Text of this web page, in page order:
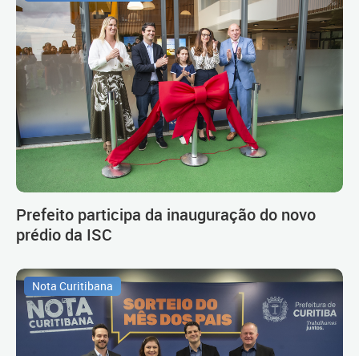
Prefeito participa da inauguração do novo
prédio da ISC
Nota Curitibana